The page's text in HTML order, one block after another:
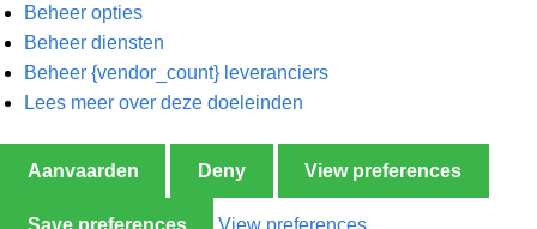
Beheer opties
Beheer diensten
Beheer {vendor_count} leveranciers
Lees meer over deze doeleinden
Aanvaarden Deny View preferences
Save preferences View preferences